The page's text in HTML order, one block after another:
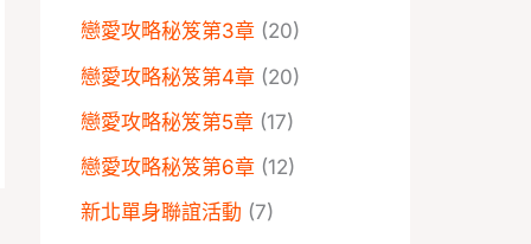
戀愛攻略秘笈第3章 (20)
戀愛攻略秘笈第4章 (20)
戀愛攻略秘笈第5章 (17)
戀愛攻略秘笈第6章 (12)
新北單身聯誼活動 (7)